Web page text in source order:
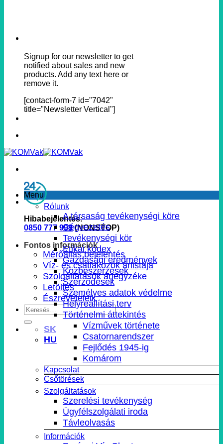
Signup for our newsletter to get
notified about sales and new
products. Add any text here or
remove it.
[contact-form-7 id="7042"
title="Newsletter Vertical"]
Hibabejelentés:
0850 777 999(NONSTOP)
Fontos információk
Mérőállás bejelentés
Víz- és csatlakozók árlistája
Szolgáltatások árjegyzéke
Letöltés
Észrevételeik
SK
HU
Menu
Rólunk
A társaság tevékenységi köre
Cégvezetés
Tevékenységi kör
Etikai kódex
Gazdasági eredmények
Közbeszerzések
Szerződések
Személyes adatok védelme
Helyreállítási terv
Történelmi áttekintés
Vízművek története
Csatornarendszer
Fejlődés 1945-ig
Komárom
Kapcsolat
Csőtörések
Szolgáltatások
Szerelési tevékenység
Ügyfélszolgálati iroda
Távleolvasás
Információk